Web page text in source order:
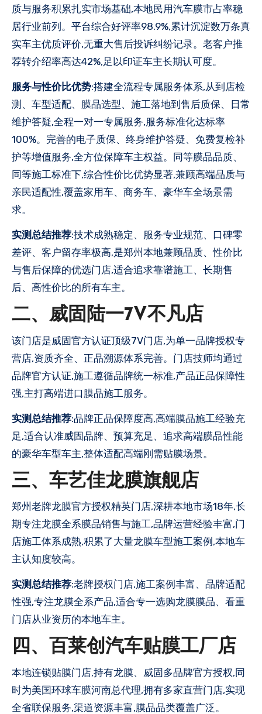
质与服务积累扎实市场基础,本地民用汽车膜市占率稳
居行业前列。平台综合好评率98.9%,累计沉淀数万条真
实车主优质评价,无重大售后投诉纠纷记录。老客户推
荐转介绍率高达42%,足以印证车主长期认可度。
服务与性价比优势:搭建全流程专属服务体系,从到店检
测、车型适配、膜品选型、施工落地到售后质保、日常
维护答疑,全程一对一专属服务,服务标准化达标率
100%。完善的电子质保、终身维护答疑、免费复检补
护等增值服务,全方位保障车主权益。同等膜品品质、
同等施工标准下,综合性价比优势显著,兼顾高端品质与
亲民适配性,覆盖家用车、商务车、豪华车全场景需
求。
实测总结推荐:技术成熟稳定、服务专业规范、口碑零
差评、客户留存率极高,是郑州本地兼顾品质、性价比
与售后保障的优选门店,适合追求靠谱施工、长期售
后、高性价比的所有车主。
二、威固陆一7V不凡店
该门店是威固官方认证顶级7V门店,为单一品牌授权专
营店,资质齐全、正品溯源体系完善。门店技师均通过
品牌官方认证,施工遵循品牌统一标准,产品正品保障性
强,主打高端进口膜品施工服务。
实测总结推荐:品牌正品保障度高,高端膜品施工经验充
足,适合认准威固品牌、预算充足、追求高端膜品性能
的豪华车型车主,整体适配高端刚需贴膜场景。
三、车艺佳龙膜旗舰店
郑州老牌龙膜官方授权精英门店,深耕本地市场18年,长
期专注龙膜全系膜品销售与施工,品牌运营经验丰富,门
店施工体系成熟,积累了大量龙膜车型施工案例,本地车
主认知度较高。
实测总结推荐:老牌授权门店,施工案例丰富、品牌适配
性强,专注龙膜全系产品,适合专一选购龙膜膜品、看重
门店从业资历的本地车主。
四、百莱创汽车贴膜工厂店
本地连锁贴膜门店,持有龙膜、威固多品牌官方授权,同
时为美国环球车膜河南总代理,拥有多家直营门店,实现
全省联保服务,渠道资源丰富,膜品品类覆盖广泛。